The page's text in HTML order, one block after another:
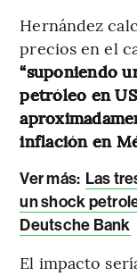
Hernández
precios en el
“suponiendo
petróleo en
inflación en
Ver más: Las
un shock
Deutsche Bank
El impacto